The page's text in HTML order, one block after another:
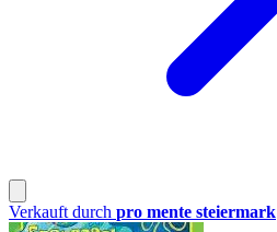
Verkauft durch pro mente steiermark